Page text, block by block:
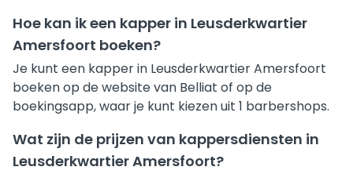
Hoe kan ik een kapper in Leusderkwartier
Amersfoort boeken?
Je kunt een kapper in Leusderkwartier Amersfoort
boeken op de website van Belliat of op de
boekingsapp, waar je kunt kiezen uit 1 barbershops.
Wat zijn de prijzen van kappersdiensten in
Leusderkwartier Amersfoort?